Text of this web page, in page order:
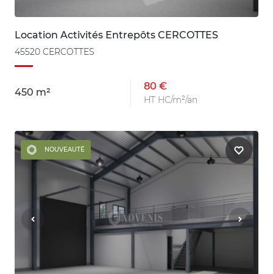
Location Activités Entrepôts CERCOTTES
45520 CERCOTTES
450 m²
80 €
HT HC/m²/an
NOUVEAUTÉ